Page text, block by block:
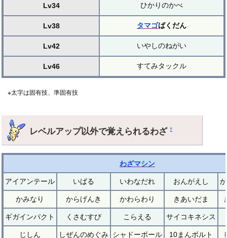
Lv34 ひかりのかべ
Lv38 タマゴばくだん
Lv42 いやしのねがい
Lv46 すてみタックル
※太字は固有技、準固有技
レベルアップ以外で覚えられるわざ†
わざマシン
アイアンテール いばる いわなだれ おんがえし
かみなり からげんき かわらわり きあいだま
ギガインパクト くさむすび こらえる サイコキネシス
じしん しぜんのめぐみ シャドーボール 10まんボルト